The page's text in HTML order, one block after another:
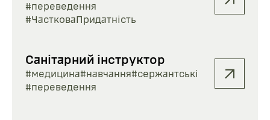
#переведення
#ЧастковаПридатність
Санітарний інструктор
#медицина#навчання#сержантські
#переведення